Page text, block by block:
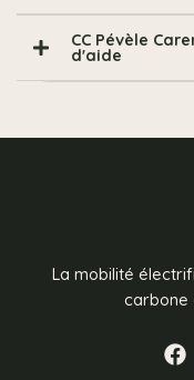
CC Pévèle
d'aide
La mobilité
carbone